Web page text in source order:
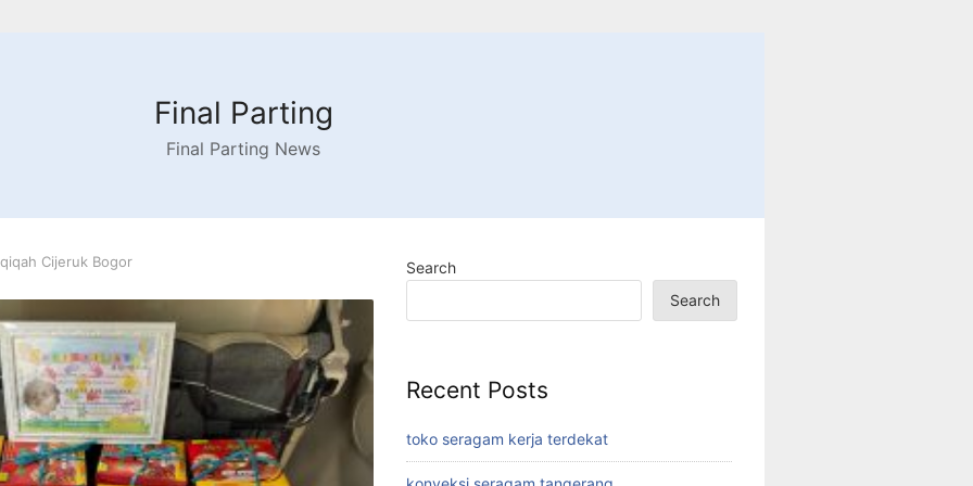
Final Parting
Final Parting News
Cijeruk Bogor
Search
Search
Recent Posts
toko seragam kerja terdekat